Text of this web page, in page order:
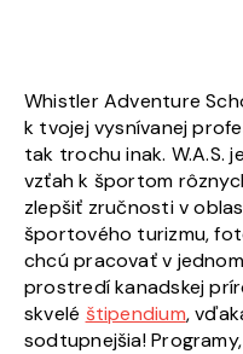
Whistler Adventure
k tvojej vysnívanej
tak trochu inak. W.A.S.
vzťah k športom
zlepšiť zručnosti v
športového turizmu,
chcú pracovať v
prostredí kanadskej
skvelé štipendium,
sodtupnejšia!